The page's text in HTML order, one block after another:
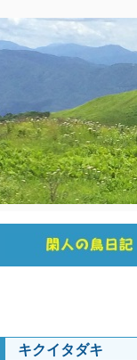
キクイタダキ